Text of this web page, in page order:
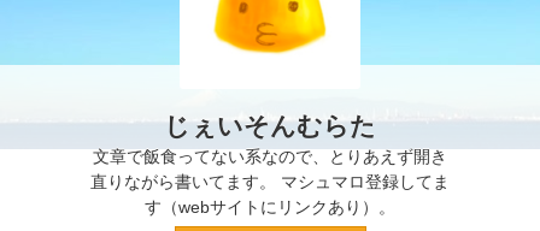
じぇいそんむらた
文章で飯食ってない系なので、とりあえず開き
直りながら書いてます。 マシュマロ登録してま
す（webサイトにリンクあり）。